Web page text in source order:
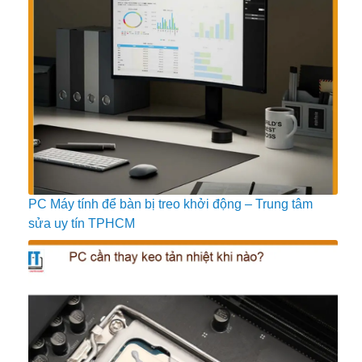
PC Máy tính để bàn bị treo khởi động – Trung tâm
sửa uy tín TPHCM